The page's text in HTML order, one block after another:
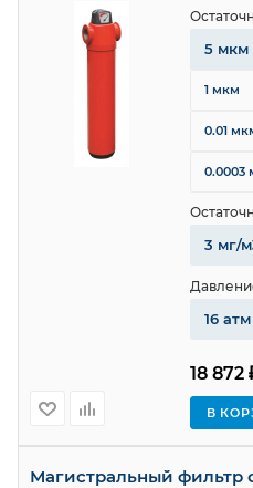
18 872
В
5 мкм
1 мкм
0.01
0.0003
3 мг/
16 атм
Магистральный фильтр